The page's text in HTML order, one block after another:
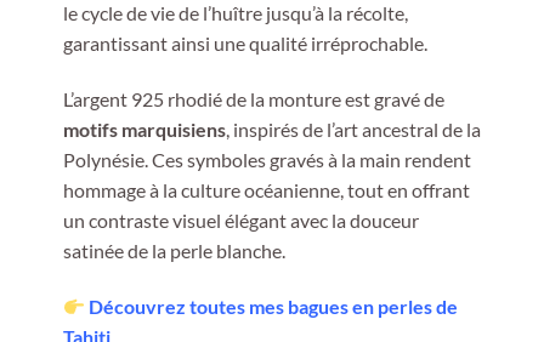
le cycle de vie de l’huître jusqu’à la récolte,
garantissant ainsi une qualité irréprochable.
L’argent 925 rhodié de la monture est gravé de
motifs marquisiens, inspirés de l’art ancestral de la
Polynésie. Ces symboles gravés à la main rendent
hommage à la culture océanienne, tout en offrant
un contraste visuel élégant avec la douceur
satinée de la perle blanche.
Découvrez toutes mes bagues en perles de
Tahiti